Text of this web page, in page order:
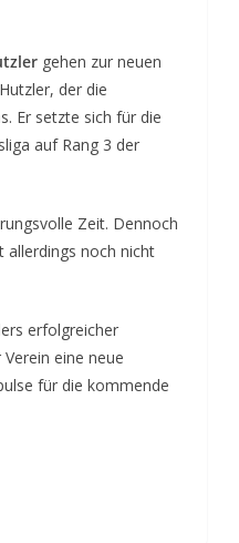
gehen zur neuen
der die
Er setzte sich für die
auf Rang 3 der
Zeit. Dennoch
allerdings noch nicht
erfolgreicher
eine neue
für die kommende